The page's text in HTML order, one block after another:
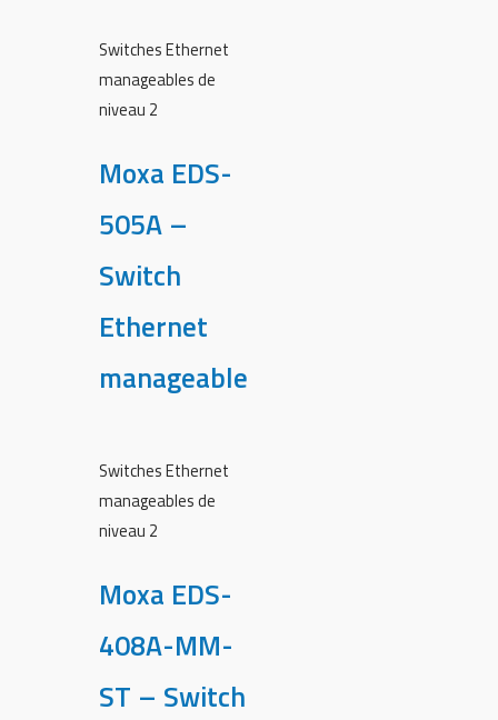
Switches Ethernet
manageables de
niveau 2
Moxa EDS-
505A –
Switch
Ethernet
manageable
Switches Ethernet
manageables de
niveau 2
Moxa EDS-
408A-MM-
ST – Switch